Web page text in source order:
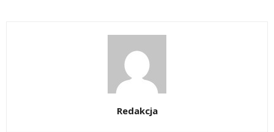
Redakcja